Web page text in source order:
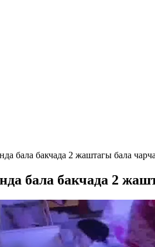
бала бакчада 2 жаштагы бала
бала бакчада 2